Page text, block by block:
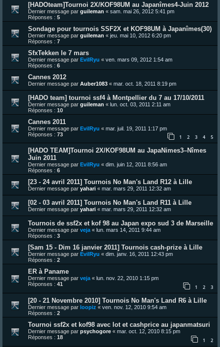
[HADOteam]Tournoi 2X/KOF98UM au Japanîmes4-Juin 2012
Dernier message par guileman « sam. mai 26, 2012 5:41 pm
Réponses : 5
Sondage pour tournois SSF2X et KOF98UM à Japanîmes(30)
Dernier message par guileman « jeu. mai 10, 2012 6:20 pm
Réponses : 7
SfxTekken le 7 mars
Dernier message par EvilRyu « ven. mars 09, 2012 1:54 am
Réponses : 6
Cannes 2012
Dernier message par Auber1083 « mar. oct. 18, 2011 8:19 pm
[HADO team] tournoi ssf4 à Montpellier du 7 au 17/10/2011
Dernier message par guileman « lun. oct. 03, 2011 2:11 am
Réponses : 10
Cannes 2011
Dernier message par EvilRyu « mar. juil. 19, 2011 1:17 pm
Réponses : 73 1 2 3 4 5
[HADO TEAM]Tournoi 2X/KOF98UM au JapaNimes3–Nîmes
Juin 2011
Dernier message par EvilRyu « dim. juin 12, 2011 8:56 am
Réponses : 6
[23 - 24 avril 2011] Tournois No Man's Land R12 à Lille
Dernier message par yahari « mar. mars 29, 2011 12:32 am
[02 - 03 avril 2011] Tournois No Man's Land R11 à Lille
Dernier message par yahari « mar. mars 29, 2011 12:32 am
Tournois de ssf2x et kof 98 au Japan expo sud 3 de Marseille
Dernier message par veja« lun. mars 14, 2011 9:44 am
Réponses : 3
[Sam 15 - Dim 16 janvier 2011] Tournois cash-prize à Lille
Dernier message par EvilRyu « dim. janv. 16, 2011 12:43 pm
Réponses : 2
ER à Paname
Dernier message par veja« lun. nov. 22, 2010 1:15 pm
Réponses : 41 1 2 3
[20 - 21 Novembre 2010] Tournois No Man's Land R6 à Lille
Dernier message par loopiz « ven. nov. 12, 2010 9:54 am
Réponses : 2
Tournoi ssf2x et kof98 avec lot et cashprice au japanmatsuri
Dernier message par psychogore « mar. oct. 12, 2010 8:15 pm
Réponses : 18 1 2